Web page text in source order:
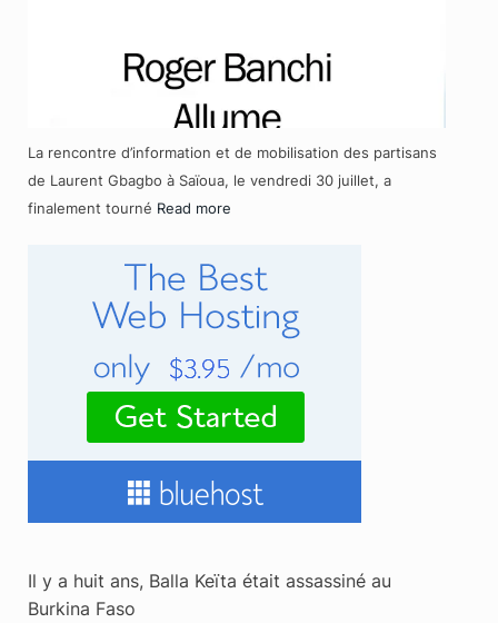
La rencontre d’information et de mobilisation des partisans
de Laurent Gbagbo à Saïoua, le vendredi 30 juillet, a
finalement tourné Read more
Il y a huit ans, Balla Keïta était assassiné au
Burkina Faso